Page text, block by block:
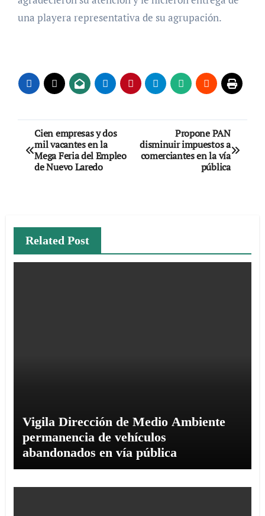
una playera representativa de su agrupación.
Navegación
de
Cien empresas y dos
mil vacantes en la
Mega Feria del Empleo
de Nuevo Laredo
Propone PAN
disminuir impuestos a
comerciantes en la vía
pública
Related Post
Vigila Dirección de Medio Ambiente
permanencia de vehículos
abandonados en vía pública